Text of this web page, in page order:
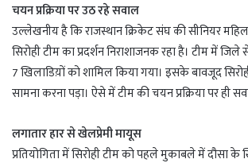
चयन प्रक्रिया पर उठ रहे सवाल
उल्लेखनीय है कि राजस्थान क्रिकेट संघ की सीनियर
सिरोही टीम का प्रदर्शन निराशाजनक रहा है। टीम में
7 खिलाडिय़ों को शामिल किया गया। इसके बावजूद
सामना करना पड़ा। ऐसे में टीम की चयन प्रक्रिया पर ही
लगातार हार से खेलप्रेमी मायूस
प्रतियोगिता में सिरोही टीम को पहले मुकाबले में दौसा